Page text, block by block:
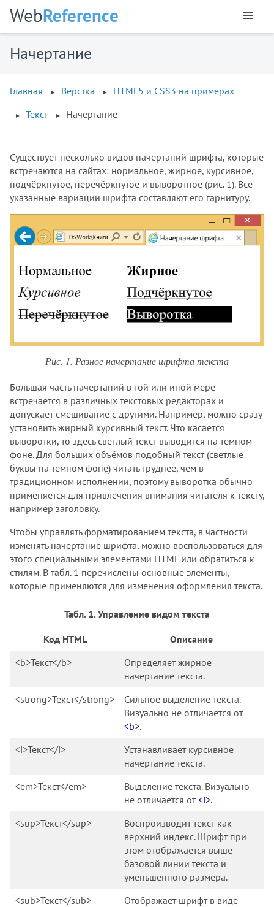
WebReference
Начертание
Главная Вёрстка
HTML5 и CSS3 на примерах
Текст
Начертание
Существует несколько видов начертаний шрифта, которые
встречаются на сайтах: нормальное, жирное, курсивное,
подчёркнутое, перечёркнутое и выворотное (рис. 1). Все
указанные вариации шрифта составляют его гарнитуру.
Рис. 1. Разное начертание шрифта текста
Большая часть начертаний в той или иной мере
встречается в различных текстовых редакторах и
допускает смешивание с другими. Например, можно сразу
установить жирный курсивный текст. Что касается
выворотки, то здесь светлый текст выводится на тёмном
фоне. Для больших объёмов подобный текст (светлые
буквы на тёмном фоне) читать труднее, чем в
традиционном исполнении, поэтому выворотка обычно
применяется для привлечения внимания читателя к тексту,
например заголовку.
Чтобы управлять форматированием текста, в частности
изменять начертание шрифта, можно воспользоваться для
этого специальными элементами HTML или обратиться к
стилям. В табл. 1 перечислены основные элементы,
которые применяются для изменения оформления текста.
Табл. 1. Управление видом текста
Код HTML
Описание
<b>Текст</b>
Определяет жирное
начертание текста.
<strong>Текст</strong>
Сильное выделение текста.
Визуально не отличается от
<b>.
<i>Текст</i>
Устанавливает курсивное
начертание текста.
<em>Текст</em>
Выделение текста. Визуально
не отличается от<i>.
<sup>Текст</sup>
Воспроизводит текст как
верхний индекс. Шрифт при
этом отображается выше
базовой линии текста и
уменьшенного размера.
<sub>Текст</sub>
Отображает шрифт в виде